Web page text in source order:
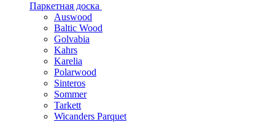
Паркетная доска
Auswood
Baltic Wood
Golvabia
Kahrs
Karelia
Polarwood
Sinteros
Sommer
Tarkett
Wicanders Parquet